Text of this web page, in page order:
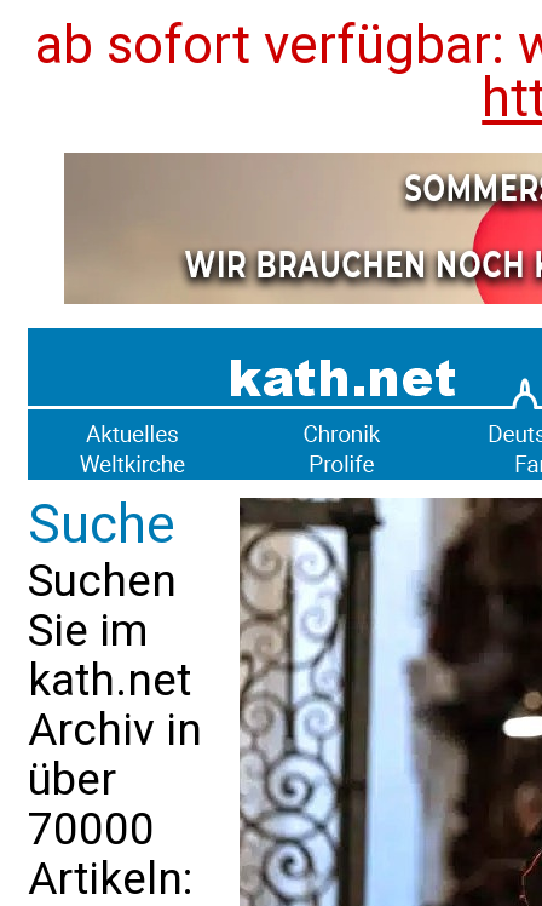
ab sofort verfügbar:
Suche
Suchen
Sie im
kath.net
Archiv in
über
70000
Artikeln: